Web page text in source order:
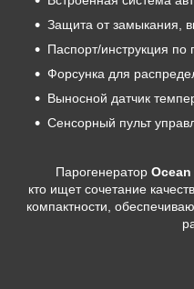
Защита от замыкания,
Паспорт/инструкция
Форсунка для
Выносной датчик
Сенсорный пульт
Парогенератор Ocean
кто ищет сочетание
компактности,